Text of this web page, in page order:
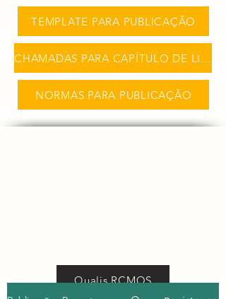
TEMPLATE PARA PUBLICAÇÃO
CHAMADAS PARA CAPÍTULO DE LIVRO
NORMAS PARA PUBLICAÇÃO
Qualis RCMOS